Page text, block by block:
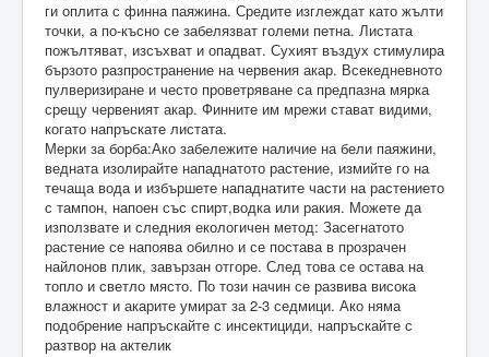
ги оплита с финна паяжина. Средите изглеждат като жълти
точки, а по-късно се забелязват големи петна. Листата
пожълтяват, изсъхват и опадват. Сухият въздух стимулира
бързото разпространение на червения акар. Всекедневното
пулверизиране и често проветряване са предпазна мярка
срещу червеният акар. Финните им мрежи стават видими,
когато напръскате листата.
Мерки за борба:Ако забележите наличие на бели паяжини,
ведната изолирайте нападнатото растение, измийте го на
течаща вода и избършете нападнатите части на растението
с тампон, напоен със спирт,водка или ракия. Можете да
използвате и следния екологичен метод: Засегнатото
растение се напоява обилно и се постава в прозрачен
найлонов плик, завързан отгоре. След това се остава на
топло и светло място. По този начин се развива висока
влажност и акарите умират за 2-3 седмици. Ако няма
подобрение напръскайте с инсектициди, напръскайте с
разтвор на актелик